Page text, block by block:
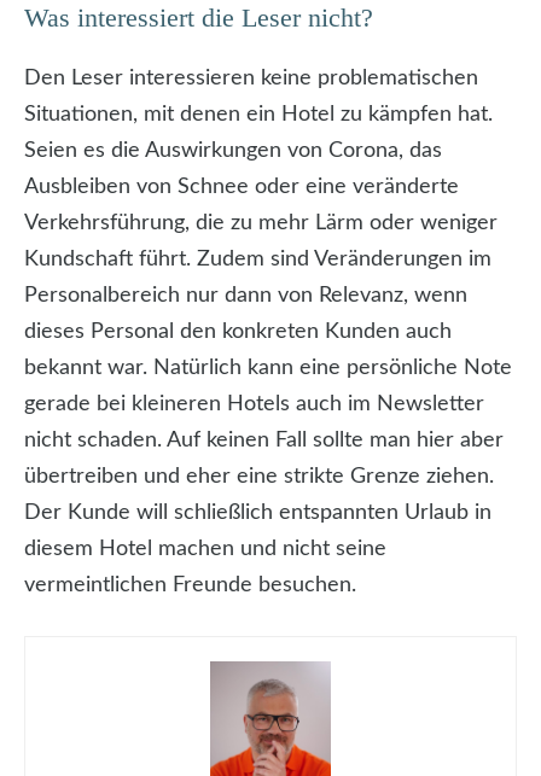
Was interessiert die Leser nicht?
Den Leser interessieren keine problematischen
Situationen, mit denen ein Hotel zu kämpfen hat.
Seien es die Auswirkungen von Corona, das
Ausbleiben von Schnee oder eine veränderte
Verkehrsführung, die zu mehr Lärm oder weniger
Kundschaft führt. Zudem sind Veränderungen im
Personalbereich nur dann von Relevanz, wenn
dieses Personal den konkreten Kunden auch
bekannt war. Natürlich kann eine persönliche Note
gerade bei kleineren Hotels auch im Newsletter
nicht schaden. Auf keinen Fall sollte man hier aber
übertreiben und eher eine strikte Grenze ziehen.
Der Kunde will schließlich entspannten Urlaub in
diesem Hotel machen und nicht seine
vermeintlichen Freunde besuchen.